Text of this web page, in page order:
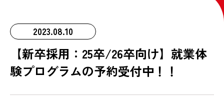
2023.08.10
【新卒採用：25卒/26卒向け】就業体
験プログラムの予約受付中！！